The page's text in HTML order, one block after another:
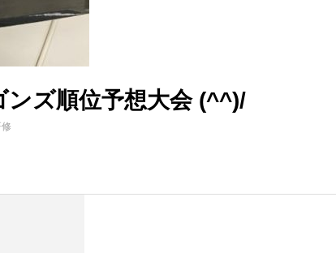
ンズ順位予想大会 (^^)/